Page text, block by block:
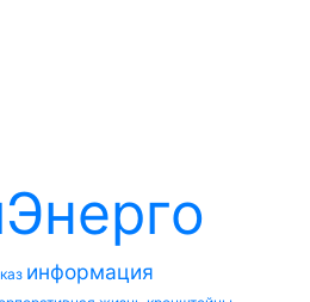
информация